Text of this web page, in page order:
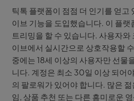
틱톡 플랫폼이 점점 더 인기를 얻고
이브 기능을 도입했습니다. 이 플랫
트리밍을 할 수 있습니다. 사용자
이브에서 실시간으로 상호작용할
중에는 18세 이상의 사용자만 선물
니다. 계정은 최소 30일 이상 되어
의 팔로워가 있어야 합니다. 많은
임, 상품 추천 또는 다른 흥미로운